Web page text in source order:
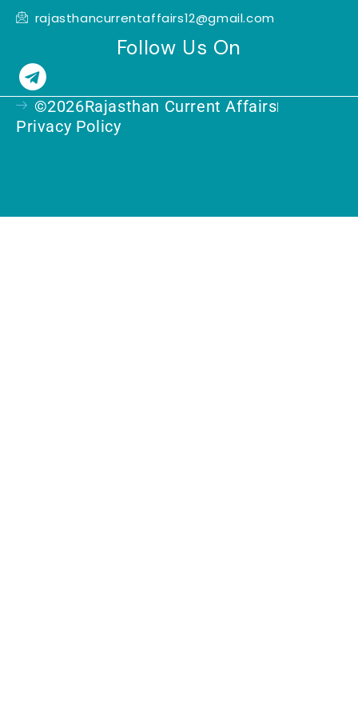
rajasthancurrentaffairs12@gmail.com
Follow Us On
T
e
l
r
©2026Rajasthan Current Affairs
Privacy Policy